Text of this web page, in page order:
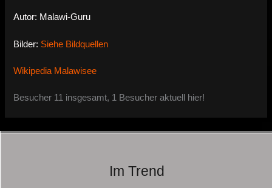
Autor: Malawi-Guru
Bilder: Siehe Bildquellen
Wikipedia Malawisee
Besucher 11 insgesamt, 1 Besucher aktuell hier!
Im Trend